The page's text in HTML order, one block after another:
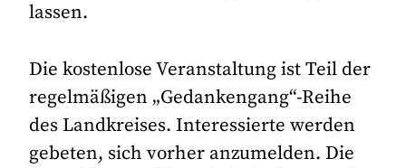
lassen.
Die kostenlose Veranstaltung ist Teil der
regelmäßigen „Gedankengang“-Reihe
des Landkreises. Interessierte werden
gebeten, sich vorher anzumelden. Die